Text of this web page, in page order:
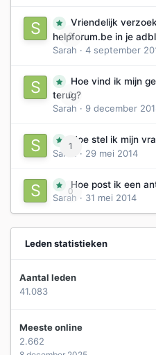
0
Vriendelijk
helpforum.be in je
Sarah · 4 september
0
Hoe vind ik mijn
terug?
Sarah · 9 december
1
Hoe stel ik mijn
Sarah
· 29 mei 2014
0
Hoe post ik een
Sarah · 31 mei 2014
Leden statistieken
Aantal leden
41.083
Meeste online
2.662